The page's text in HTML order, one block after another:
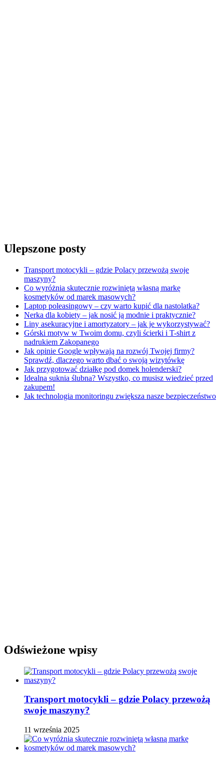
Ulepszone posty
Transport motocykli – gdzie Polacy przewożą swoje
maszyny?
Co wyróżnia skutecznie rozwiniętą własną markę
kosmetyków od marek masowych?
Laptop poleasingowy – czy warto kupić dla nastolatka?
Nerka dla kobiety – jak nosić ją modnie i praktycznie?
Liny asekuracyjne i amortyzatory – jak je wykorzystywać?
Górski motyw w Twoim domu, czyli ścierki i T-shirt z
nadrukiem Zakopanego
Jak opinie Google wpływają na rozwój Twojej firmy?
Sprawdź, dlaczego warto dbać o swoją wizytówkę
Jak przygotować działkę pod domek holenderski?
Idealna suknia ślubna? Wszystko, co musisz wiedzieć przed
zakupem!
Jak technologia monitoringu zwiększa nasze bezpieczeństwo
Odświeżone wpisy
Transport motocykli – gdzie Polacy przewożą
swoje maszyny?
11 września 2025